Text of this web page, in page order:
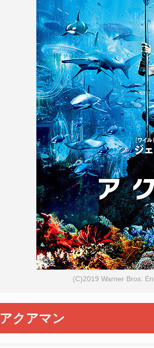
(C)2019 Warner Bros.
アクアマン